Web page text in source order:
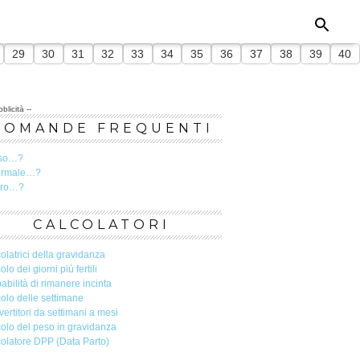
29 30 31 32 33 34 35 36 37 38 39 40
--
FREQUENTI
CALCOLATORI
della gravidanza
dei giorni più fertili
di rimanere incinta
delle settimane
da settimani a mesi
del peso in gravidanza
DPP (Data Parto)